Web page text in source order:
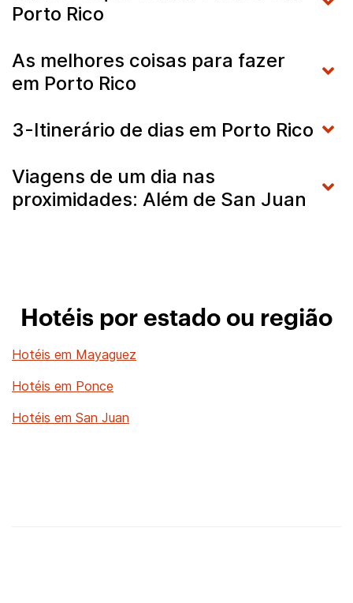
Porto Rico
As melhores coisas para fazer
em Porto Rico
3-Itinerário de dias em Porto Rico
Viagens de um dia nas
proximidades: Além de San Juan
Hotéis por estado ou região
Hotéis em Mayaguez
Hotéis em Ponce
Hotéis em San Juan